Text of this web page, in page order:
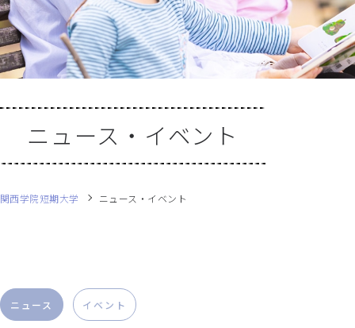
ニュース・イベント
関西学院短期大学 ニュース・イベント
ニュース イベント